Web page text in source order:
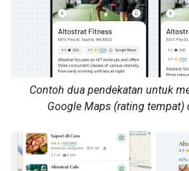
Contoh dua pendekatan untuk
Google Maps (rating tempat)